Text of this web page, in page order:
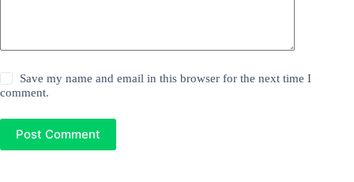
Save my name and email in this browser for the next time I
comment.
Post Comment